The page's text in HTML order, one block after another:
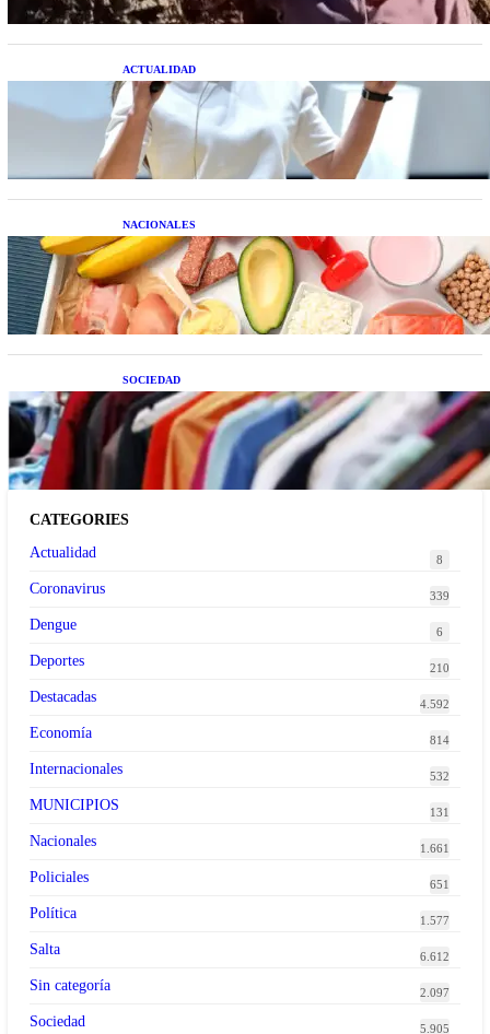
ACTUALIDAD
La startup creada por una salteña que busca
resolver el estrés financiero en Latinoamérica
NACIONALES
Nutrición inteligente: Cinco superalimentos de
temporada que deberías sumar a tu dieta este mes
SOCIEDAD
Las grandes marcas globales se suman a la
tendencia de la ropa de segunda mano premium
CATEGORIES
Actualidad
8
Coronavirus 339
Dengue 6
Deportes 210
Destacadas 4.592
Economía 814
Internacionales 532
MUNICIPIOS 131
Nacionales 1.661
Policiales 651
Política 1.577
Salta 6.612
Sin categoría 2.097
Sociedad 5.905